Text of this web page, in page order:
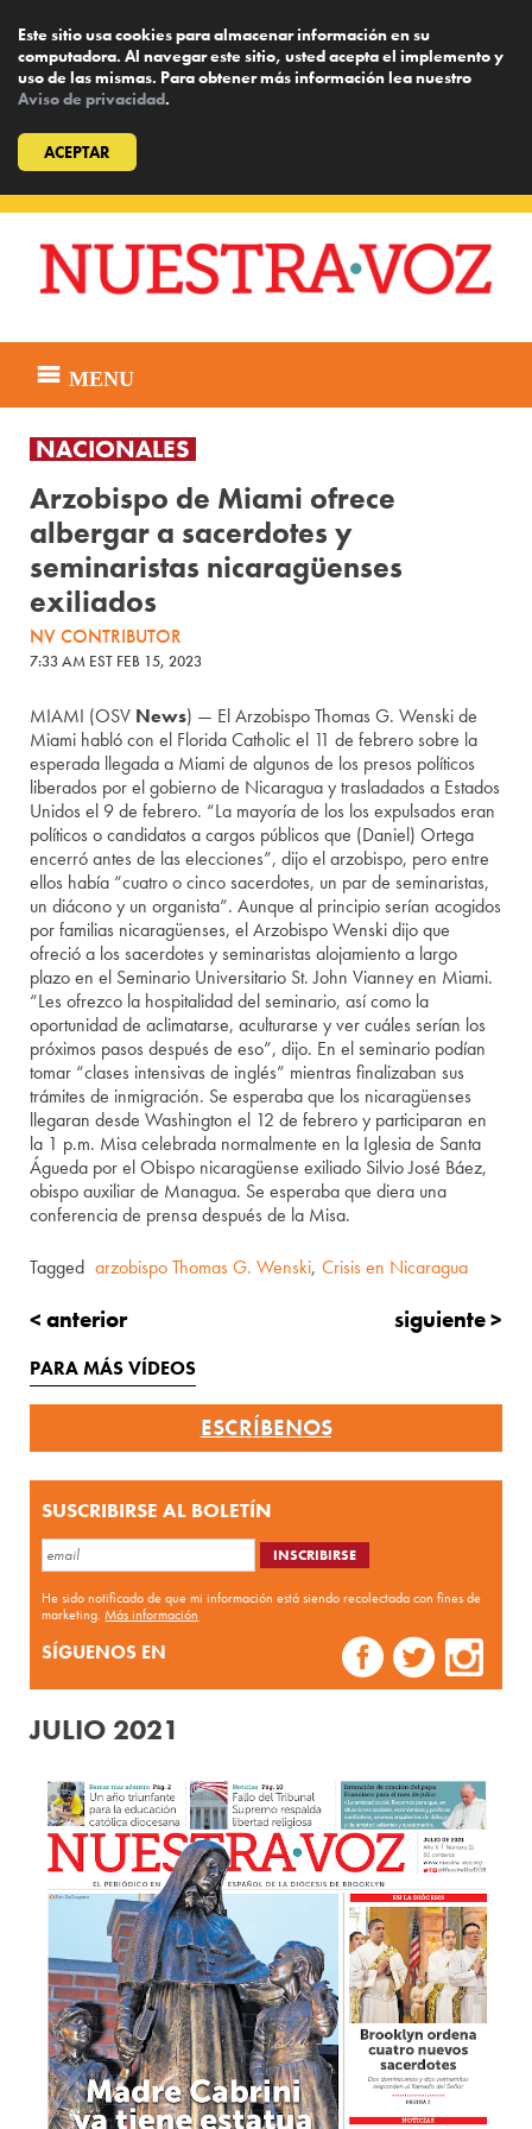
Este sitio usa cookies para almacenar información en su
computadora. Al navegar este sitio, usted acepta el implemento y
uso de las mismas. Para obtener más información lea nuestro
Aviso de privacidad.
ACEPTAR
content
MENU
NACIONALES
Arzobispo de Miami ofrece
albergar a sacerdotes y
seminaristas nicaragüenses
exiliados
NV CONTRIBUTOR
7:33 AM EST FEB 15, 2023
MIAMI (OSV News) — El Arzobispo Thomas G. Wenski de
Miami habló con el Florida Catholic el 11 de febrero sobre la
esperada llegada a Miami de algunos de los presos políticos
liberados por el gobierno de Nicaragua y trasladados a Estados
Unidos el 9 de febrero. “La mayoría de los los expulsados eran
políticos o candidatos a cargos públicos que (Daniel) Ortega
encerró antes de las elecciones”, dijo el arzobispo, pero entre
ellos había “cuatro o cinco sacerdotes, un par de seminaristas,
un diácono y un organista”. Aunque al principio serían acogidos
por familias nicaragüenses, el Arzobispo Wenski dijo que
ofreció a los sacerdotes y seminaristas alojamiento a largo
plazo en el Seminario Universitario St. John Vianney en Miami.
“Les ofrezco la hospitalidad del seminario, así como la
oportunidad de aclimatarse, aculturarse y ver cuáles serían los
próximos pasos después de eso”, dijo. En el seminario podían
tomar “clases intensivas de inglés” mientras finalizaban sus
trámites de inmigración. Se esperaba que los nicaragüenses
llegaran desde Washington el 12 de febrero y participaran en
la 1 p.m. Misa celebrada normalmente en la Iglesia de Santa
Águeda por el Obispo nicaragüense exiliado Silvio José Báez,
obispo auxiliar de Managua. Se esperaba que diera una
conferencia de prensa después de la Misa.
Tagged arzobispo Thomas G. Wenski, Crisis en Nicaragua
< anterior siguiente >
PARA MÁS VÍDEOS
ESCRÍBENOS
SUSCRIBIRSE AL BOLETÍN
He sido notificado de que mi información está siendo recolectada con fines de
marketing.Más información
SÍGUENOS EN
JULIO 2021